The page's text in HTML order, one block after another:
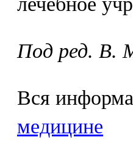
Под ред. В.
Вся
медицине